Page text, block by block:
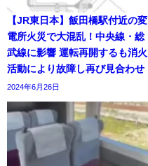
【JR東日本】飯田橋駅付近の変
電所火災で大混乱！中央線・総
武線に影響 運転再開するも消火
活動により故障し再び見合わせ
2024年6月26日